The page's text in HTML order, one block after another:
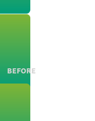
BEFORE